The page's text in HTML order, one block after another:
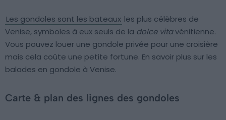
Les gondoles sont les bateaux les plus célèbres de
Venise, symboles à eux seuls de la dolce vitavénitienne.
Vous pouvez louer une gondole privée pour une croisière
mais cela coûte une petite fortune. En savoir plus sur les
balades en gondole à Venise.
Carte & plan des lignes des gondoles